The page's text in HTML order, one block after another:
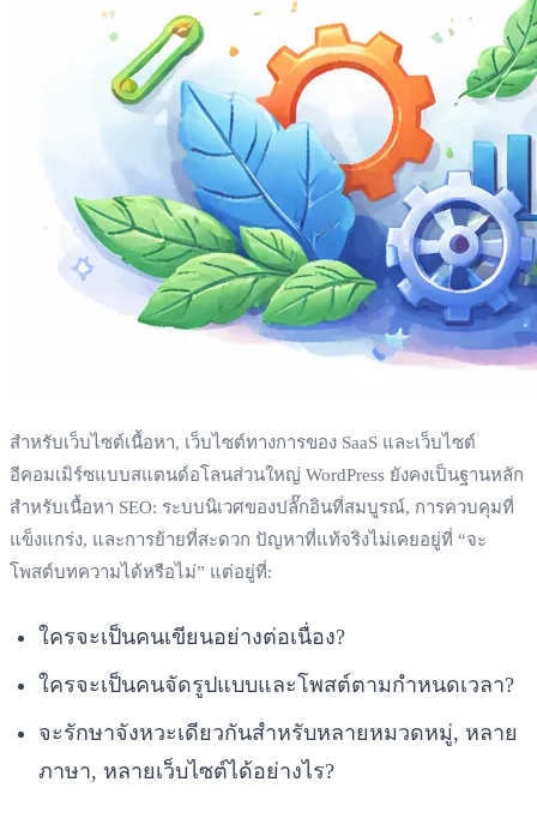
สำหรับเว็บไซต์เนื้อหา, เว็บไซต์ทางการของ SaaS และเว็บไซต์
อีคอมเมิร์ซแบบสแตนด์อโลนส่วนใหญ่ WordPress ยังคงเป็นฐานหลัก
สำหรับเนื้อหา SEO: ระบบนิเวศของปลั๊กอินที่สมบูรณ์, การควบคุมที่
แข็งแกร่ง, และการย้ายที่สะดวก ปัญหาที่แท้จริงไม่เคยอยู่ที่ “จะ
โพสต์บทความได้หรือไม่” แต่อยู่ที่:
ใครจะเป็นคนเขียนอย่างต่อเนื่อง?
ใครจะเป็นคนจัดรูปแบบและโพสต์ตามกำหนดเวลา?
จะรักษาจังหวะเดียวกันสำหรับหลายหมวดหมู่, หลาย
ภาษา, หลายเว็บไซต์ได้อย่างไร?